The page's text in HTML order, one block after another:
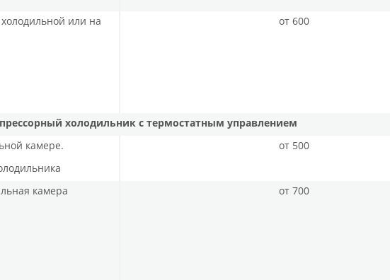
или на
от 600
холодильник с термостатным управлением
камере.
от 500
камера
от 700